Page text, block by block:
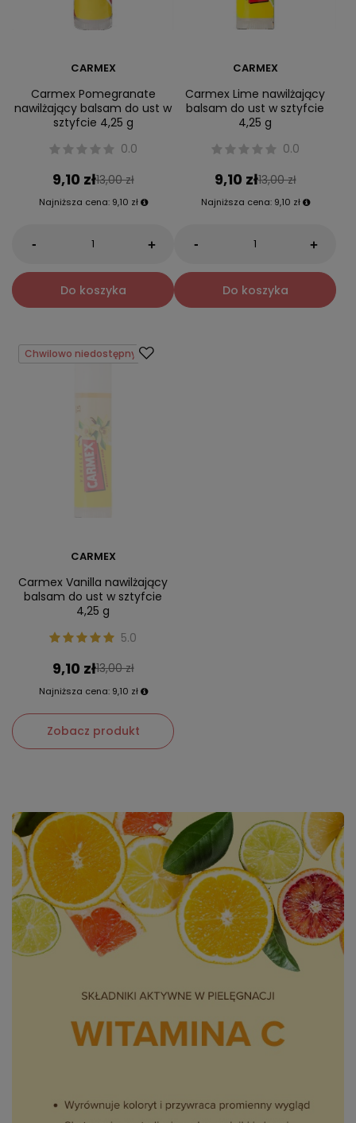
CARMEX
Carmex Pomegranate
nawilżający balsam do ust w
sztyfcie 4,25 g
0.0
9,10 zł13,00 zł
Najniższa cena: 9,10 zł
- +
Do koszyka
CARMEX
Carmex Lime nawilżający
balsam do ust w sztyfcie
4,25 g
0.0
9,10 zł13,00 zł
Najniższa cena: 9,10 zł
- +
Do koszyka
Chwilowo niedostępny
CARMEX
Carmex Vanilla nawilżający
balsam do ust w sztyfcie
4,25 g
5.0
9,10 zł13,00 zł
Najniższa cena: 9,10 zł
Zobacz produkt